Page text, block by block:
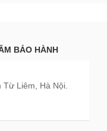
BẢO HÀNH
Từ Liêm, Hà Nội.